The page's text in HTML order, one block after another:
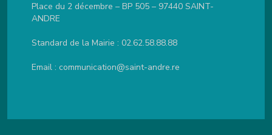
Place du 2 décembre – BP 505 – 97440 SAINT-
ANDRE
Standard de la Mairie :02.62.58.88.88
Email :communication@saint-andre.re